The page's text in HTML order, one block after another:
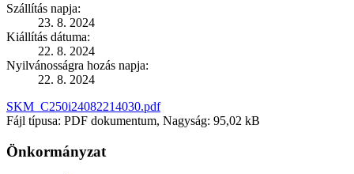
Szállítás napja:
23. 8. 2024
Kiállítás dátuma:
22. 8. 2024
Nyilvánosságra hozás napja:
22. 8. 2024
SKM_C250i24082214030.pdf
Fájl típusa: PDF dokumentum, Nagyság: 95,02 kB
Önkormányzat